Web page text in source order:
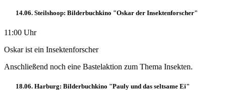
14.06. Steilshoop: Bilderbuchkino "Oskar der Insektenforscher"
11:00 Uhr
Oskar ist ein Insektenforscher
Anschließend noch eine Bastelaktion zum Thema Insekten.
18.06. Harburg: Bilderbuchkino "Pauly und das seltsame Ei"